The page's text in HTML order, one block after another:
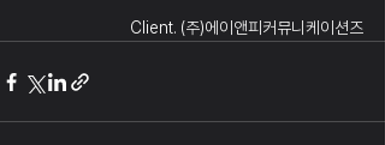
Client. (주)에이앤피커뮤니케이션즈